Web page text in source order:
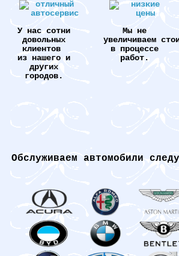
У нас сотни
довольных
клиентов
из нашего и
других
городов.
Мы не
увеличиваем
в процессе
работ.
Обслуживаем автомобили